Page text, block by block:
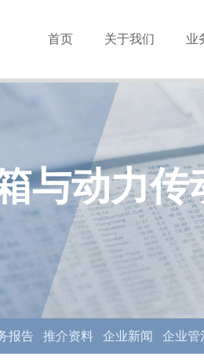
首页 关于我们 业
与动力
报告 推介资料 企业新闻 企业管